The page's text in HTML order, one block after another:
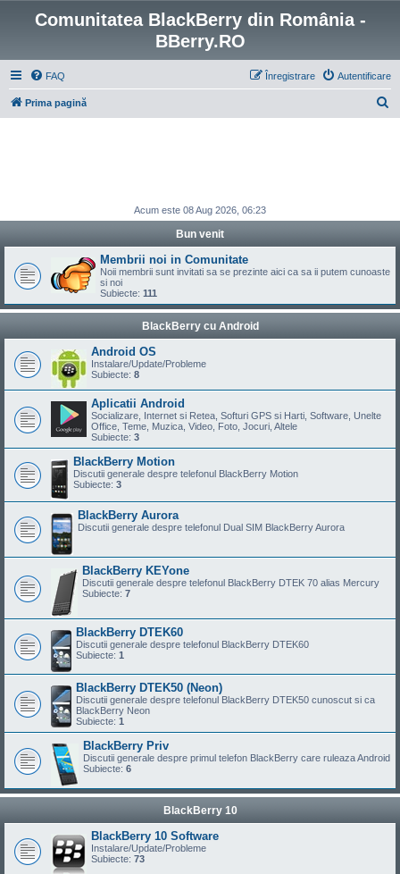
Comunitatea BlackBerry din România -
BBerry.RO
FAQ Autentificare
Înregistrare
Prima pagină
Acum este 08 Aug 2026, 06:23
Bun venit
Membrii noi in Comunitate
Noii membrii sunt invitati sa se prezinte aici ca sa ii putem cunoaste
si noi
Subiecte: 111
BlackBerry cu Android
Android OS
Instalare/Update/Probleme
Subiecte: 8
Aplicatii Android
Socializare, Internet si Retea, Softuri GPS si Harti, Software, Unelte
Office, Teme, Muzica, Video, Foto, Jocuri, Altele
Subiecte: 3
BlackBerry Motion
Discutii generale despre telefonul BlackBerry Motion
Subiecte: 3
BlackBerry Aurora
Discutii generale despre telefonul Dual SIM BlackBerry Aurora
BlackBerry KEYone
Discutii generale despre telefonul BlackBerry DTEK 70 alias Mercury
Subiecte: 7
BlackBerry DTEK60
Discutii generale despre telefonul BlackBerry DTEK60
Subiecte: 1
BlackBerry DTEK50 (Neon)
Discutii generale despre telefonul BlackBerry DTEK50 cunoscut si ca
BlackBerry Neon
Subiecte: 1
BlackBerry Priv
Discutii generale despre primul telefon BlackBerry care ruleaza Android
Subiecte: 6
BlackBerry 10
BlackBerry 10 Software
Instalare/Update/Probleme
Subiecte: 73